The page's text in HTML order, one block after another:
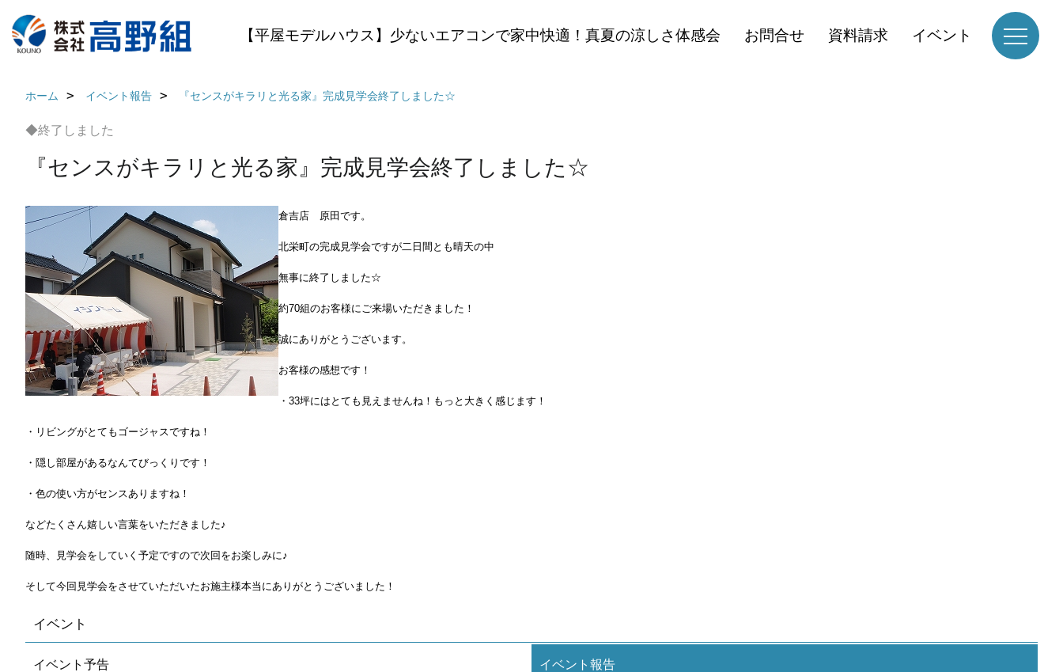
【平屋モデルハウス】少ないエアコンで家中快適！真夏の涼しさ体感会 お問合せ 資料請求 イベント
ホーム イベント報告 『センスがキラリと光る家』完成見学会終了しました☆
◆終了しました
『センスがキラリと光る家』完成見学会終了しました☆
倉吉店 原田です。
北栄町の完成見学会ですが二日間とも晴天の中
無事に終了しました☆
約70組のお客様にご来場いただきました！
誠にありがとうございます。
お客様の感想です！
・33坪にはとても見えませんね！もっと大きく感じます！
・リビングがとてもゴージャスですね！
・隠し部屋があるなんてびっくりです！
・色の使い方がセンスありますね！
などたくさん嬉しい言葉をいただきました♪
随時、見学会をしていく予定ですので次回をお楽しみに♪
そして今回見学会をさせていただいたお施主様本当にありがとうございました！
イベント
イベント予告 イベント報告